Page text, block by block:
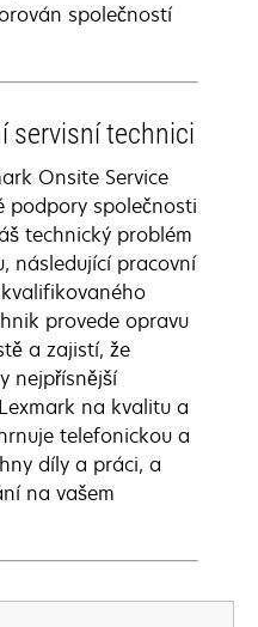
společností
servisní technici
Onsite Service
podpory společnosti
technický problém
následující pracovní
provede opravu
a zajistí, že
nejpřísnější
na kvalitu a
telefonickou a
díly a práci, a
na vašem